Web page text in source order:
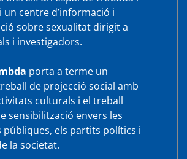
un centre d’informació i
sobre sexualitat dirigit a
i investigadors.
porta a terme un
de projecció social amb
culturals i el treball
sensibilització envers les
els partits polítics i
la societat.